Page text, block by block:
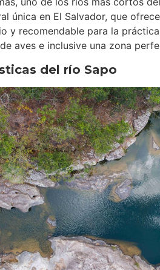
única en El Salvador, que
y recomendable para la
aves e inclusive una zona
del río Sapo